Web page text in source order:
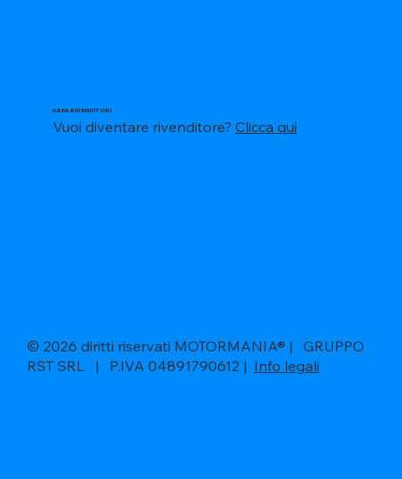
AREA RIVENDITORI
Vuoi diventare rivenditore?Clicca qui
© 2026 diritti riservati MOTORMANIA® | GRUPPO
RST SRL | P.IVA 04891790612 | Info legali